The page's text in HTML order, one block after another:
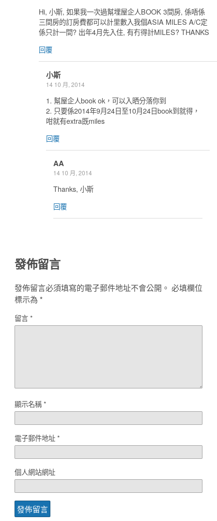
Hi, 小斯, 如果我一次過幫埋屋企人BOOK 3間房, 係唔係
三間房的訂房費都可以計里數入我個ASIA MILES A/C定
係只計一間? 出年4月先入住, 有冇得計MILES? THANKS
回覆
小斯
14 10 月, 2014
1. 幫屋企人book ok，可以入晒分落你到
2. 只要係2014年9月24日至10月24日book到就得，
咁就有extra既miles
回覆
AA
14 10 月, 2014
Thanks, 小斯
回覆
發佈留言
發佈留言必須填寫的電子郵件地址不會公開。 必填欄位
標示為 *
留言*
顯示名稱*
電子郵件地址*
個人網站網址